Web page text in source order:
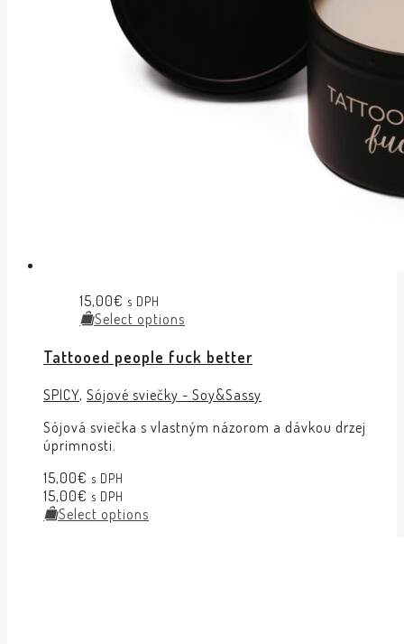
15,00€ s DPH
Select options
Tattooed people fuck better
SPICY, Sójové sviečky - Soy&Sassy
Sójová sviečka s vlastným názorom a dávkou drzej
úprimnosti.
15,00€ s DPH
15,00€ s DPH
Select options